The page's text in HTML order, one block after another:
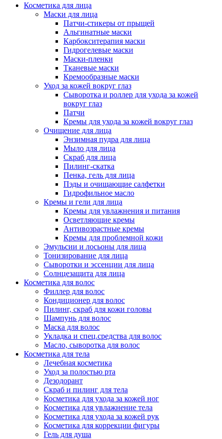
Косметика для лица
Маски для лица
Патчи-стикеры от прыщей
Альгинатные маски
Карбокситерапия маски
Гидрогелевые маски
Маски-пленки
Тканевые маски
Кремообразные маски
Уход за кожей вокруг глаз
Сыворотка и роллер для ухода за кожей
вокруг глаз
Патчи
Кремы для ухода за кожей вокруг глаз
Очищение для лица
Энзимная пудра для лица
Мыло для лица
Скраб для лица
Пилинг-скатка
Пенка, гель для лица
Пэды и очищающие салфетки
Гидрофильное масло
Кремы и гели для лица
Кремы для увлажнения и питания
Осветляющие кремы
Антивозрастные кремы
Кремы для проблемной кожи
Эмульсии и лосьоны для лица
Тонизирование для лица
Сыворотки и эссенции для лица
Солнцезащита для лица
Косметика для волос
Филлер для волос
Кондиционер для волос
Пилинг, скраб для кожи головы
Шампунь для волос
Маска для волос
Укладка и спец.средства для волос
Масло, сыворотка для волос
Косметика для тела
Лечебная косметика
Уход за полостью рта
Дезодорант
Скраб и пилинг для тела
Косметика для ухода за кожей ног
Косметика для увлажнение тела
Косметика для ухода за кожей рук
Косметика для коррекции фигуры
Гель для душа